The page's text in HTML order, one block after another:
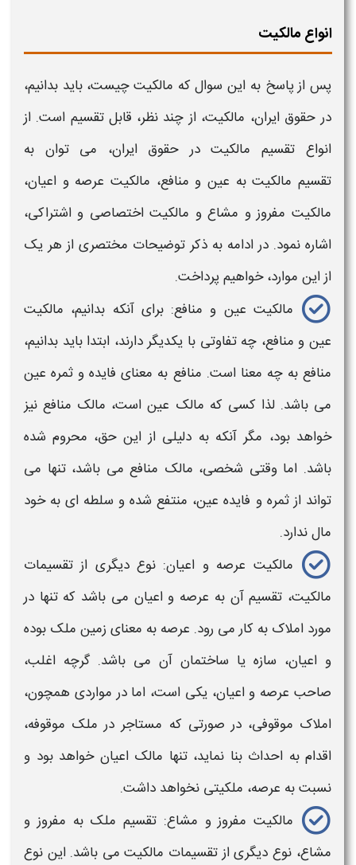
انواع مالکیت
پس از پاسخ به این سوال که مالکیت چیست، باید بدانیم،
در حقوق ایران، مالکیت، از چند نظر، قابل تقسیم است. از
انواع تقسیم مالکیت در حقوق ایران، می توان به
تقسیم مالکیت به عین و منافع، مالکیت عرصه و اعیان،
مالکیت مفروز و مشاع و مالکیت اختصاصی و اشتراکی،
اشاره نمود. در ادامه به ذکر توضیحات مختصری از هر یک
از این موارد، خواهیم پرداخت.
مالکیت عین و منافع: برای آنکه بدانیم، مالکیت
عین و منافع، چه تفاوتی با یکدیگر دارند، ابتدا باید بدانیم،
منافع به چه معنا است. منافع به معنای فایده و ثمره عین
می باشد. لذا کسی که مالک عین است، مالک منافع نیز
خواهد بود، مگر آنکه به دلیلی از این حق، محروم شده
باشد. اما وقتی شخصی، مالک منافع می باشد، تنها می
تواند از ثمره و فایده عین، منتفع شده و سلطه ای به خود
مال ندارد.
مالکیت عرصه و اعیان: نوع دیگری از تقسیمات
مالکیت، تقسیم آن به عرصه و اعیان می باشد که تنها در
مورد املاک به کار می رود. عرصه به معنای زمین ملک بوده
و اعیان، سازه یا ساختمان آن می باشد. گرچه اغلب،
صاحب عرصه و اعیان، یکی است، اما در مواردی همچون،
املاک موقوفی، در صورتی که مستاجر در ملک موقوفه،
اقدام به احداث بنا نماید، تنها مالک اعیان خواهد بود و
نسبت به عرصه، ملکیتی نخواهد داشت.
مالکیت مفروز و مشاع: تقسیم ملک به مفروز و
مشاع، نوع دیگری از تقسیمات مالکیت می باشد. این نوع